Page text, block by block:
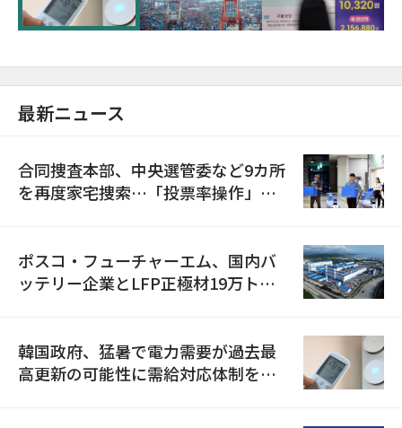
最新ニュース
合同捜査本部、中央選管委など9カ所
を再度家宅捜索…「投票率操作」の
ポスコ・フューチャーエム、国内バ
ッテリー企業とLFP正極材19万トン
韓国政府、猛暑で電力需要が過去最
高更新の可能性に需給対応体制を点